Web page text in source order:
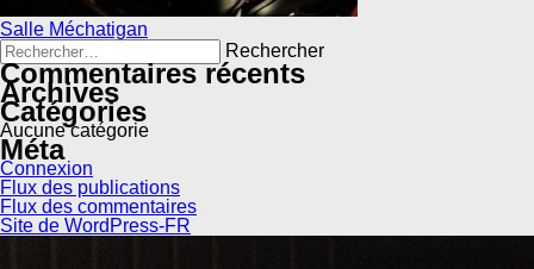
Navigation
de
l’article
Salle Méchatigan
Rechercher :
Commentaires récents
Archives
Catégories
Aucune catégorie
Méta
Connexion
Flux des publications
Flux des commentaires
Site de WordPress-FR